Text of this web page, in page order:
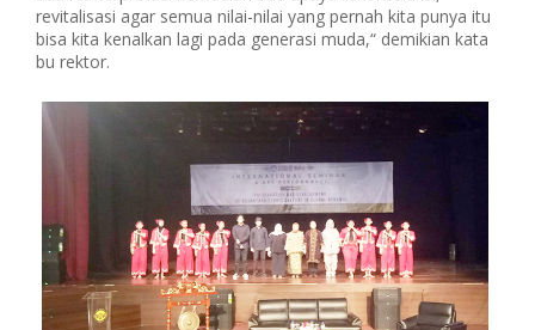
revitalisasi agar semua nilai-nilai yang pernah kita punya itu
bisa kita kenalkan lagi pada generasi muda,“ demikian kata
bu rektor.